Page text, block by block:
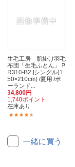
生毛工房 肌掛け羽毛
布団「生毛ふとん」 P
R310-B2 [シングル(1
50×210cm) /夏用 /ポ
ーランド...
34,800円
1,740ポイント
在庫あり
一緒に買う